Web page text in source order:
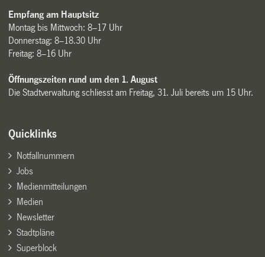
Empfang am Hauptsitz
Montag bis Mittwoch: 8–17 Uhr
Donnerstag: 8–18.30 Uhr
Freitag: 8–16 Uhr
Öffnungszeiten rund um den 1. August
Die Stadtverwaltung schliesst am Freitag, 31. Juli bereits um 15 Uhr.
Quicklinks
Notfallnummern
Jobs
Medienmitteilungen
Medien
Newsletter
Stadtpläne
Superblock